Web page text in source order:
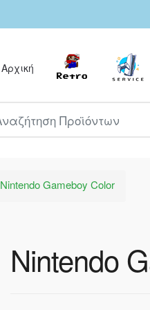
Αρχική
Nintendo Gameboy Color
Nintendo